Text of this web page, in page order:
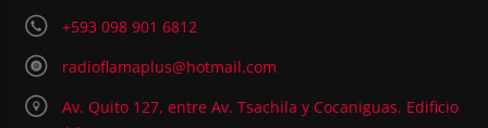
+593 098 901 6812
radioflamaplus@hotmail.com
Av. Quito 127, entre Av. Tsachila y Cocaniguas. Edificio